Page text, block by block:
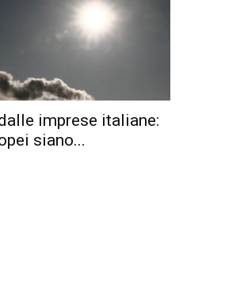
imprese italiane:
siano...